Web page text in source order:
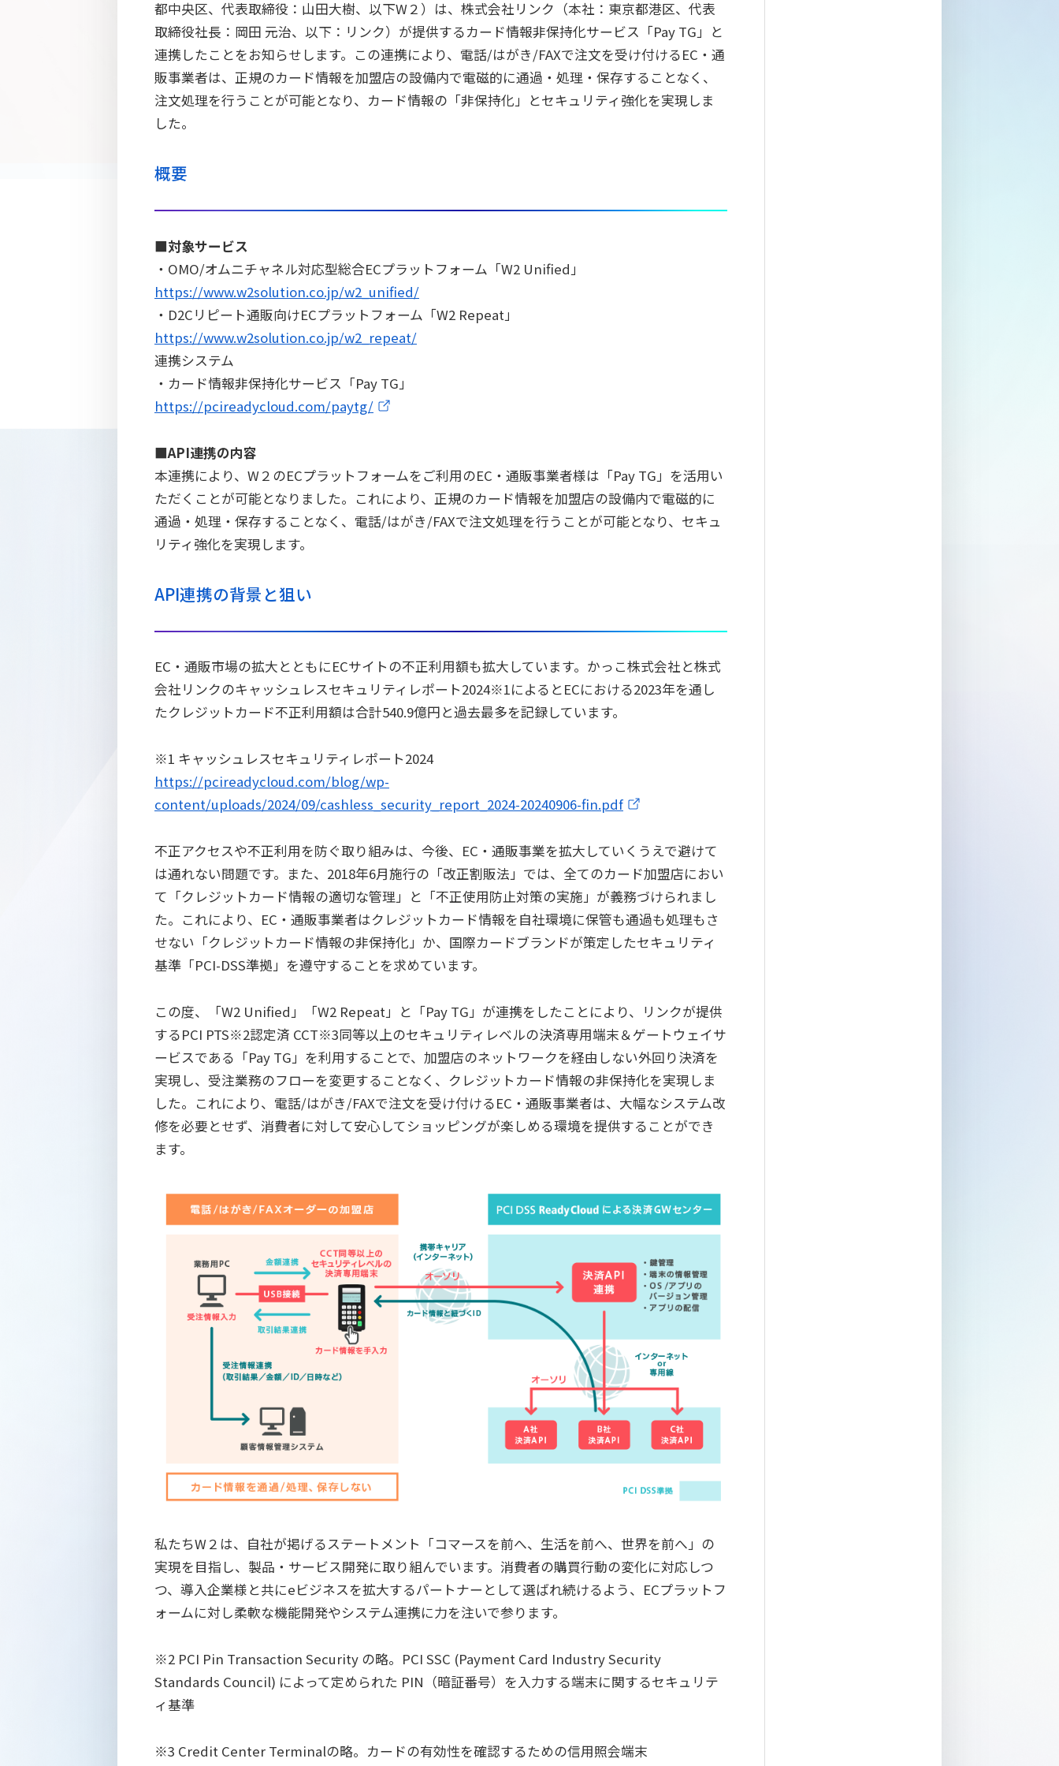
都中央区、代表取締役：山田大樹、以下W２）は、株式会社リンク（本社：東京都港区、代表
取締役社長：岡田 元治、以下：リンク）が提供するカード情報非保持化サービス「Pay TG」と
連携したことをお知らせします。この連携により、電話/はがき/FAXで注文を受け付けるEC・通
販事業者は、正規のカード情報を加盟店の設備内で電磁的に通過・処理・保存することなく、
注文処理を行うことが可能となり、 カード情報の「非保持化」とセキュリティ強化を実現 しま
した。
概要
■対象サービス
・OMO/オムニチャネル対応型総合ECプラットフォーム「W2 Unified」
https://www.w2solution.co.jp/w2_unified/
・D2Cリピート通販向けECプラットフォーム「W2 Repeat」
https://www.w2solution.co.jp/w2_repeat/
連携システム
・カード情報非保持化サービス「Pay TG」
https://pcireadycloud.com/paytg/
■API連携の内容
本連携により、W２のECプラットフォームをご利用のEC・通販事業者様は「Pay TG」を活用い
ただくことが可能となりました。これにより、正規のカード情報を加盟店の設備内で電磁的に
通過・処理・保存することなく、電話/はがき/FAXで注文処理を行うことが可能となり、セキュ
リティ強化を実現します。
API連携の背景と狙い
EC・通販市場の拡大とともにECサイトの不正利用額も拡大しています。かっこ株式会社と株式
会社リンクのキャッシュレスセキュリティレポート2024※1によるとECにおける2023年を通し
たクレジットカード不正利用額は合計540.9億円と過去最多を記録しています。
※1 キャッシュレスセキュリティレポート2024
https://pcireadycloud.com/blog/wp-
content/uploads/2024/09/cashless_security_report_2024-20240906-fin.pdf
不正アクセスや不正利用を防ぐ取り組みは、今後、EC・通販事業を拡大していくうえで避けて
は通れない問題です。また、2018年6月施行の「改正割販法」では、全てのカード加盟店におい
て「クレジットカード情報の適切な管理」と「不正使用防止対策の実施」が義務づけられまし
た。これにより、EC・通販事業者はクレジットカード情報を自社環境に保管も通過も処理もさ
せない「クレジットカード情報の非保持化」か、国際カードブランドが策定したセキュリティ
基準「PCI-DSS準拠」を遵守することを求めています。
この度、「W2 Unified」「W2 Repeat」と「Pay TG」が連携をしたことにより、リンクが提供
するPCI PTS※2認定済 CCT※3同等以上のセキュリティレベルの決済専用端末＆ゲートウェイサ
ービスである「Pay TG」を利用することで、加盟店のネットワークを経由しない外回り決済を
実現し、受注業務のフローを変更することなく、クレジットカード情報の非保持化を実現しま
した。これにより、電話/はがき/FAXで注文を受け付けるEC・通販事業者は、大幅なシステム改
修を必要とせず、消費者に対して安心してショッピングが楽しめる環境を提供することができ
ます。
私たちW２は、自社が掲げるステートメント「コマースを前へ、生活を前へ、世界を前へ」の
実現を目指し、製品・サービス開発に取り組んでいます。消費者の購買行動の変化に対応しつ
つ、導入企業様と共にeビジネスを拡大するパートナーとして選ばれ続けるよう、ECプラットフ
ォームに対し柔軟な機能開発やシステム連携に力を注いで参ります。
※2 PCI Pin Transaction Security の略。PCI SSC (Payment Card Industry Security
Standards Council) によって定められた PIN（暗証番号）を入力する端末に関するセキュリテ
ィ基準
※3 Credit Center Terminalの略。カードの有効性を確認するための信用照会端末